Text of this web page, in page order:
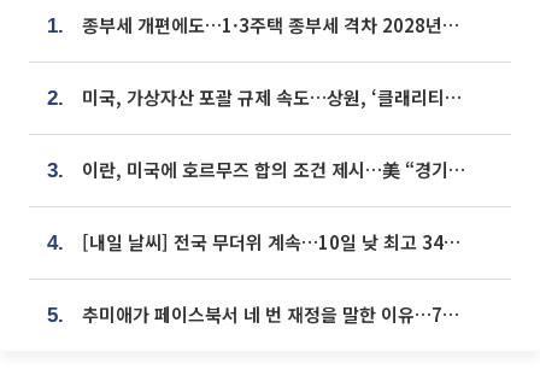
1. 종부세 개편에도…1·3주택 종부세 격차 2028년부터 확대
2. 미국, 가상자산 포괄 규제 속도…상원, ‘클래리티법’ 9월 절차투표 추진
3. 이란, 미국에 호르무즈 합의 조건 제시…美 “경기 아직 안 끝나” [종합]
4. [내일 날씨] 전국 무더위 계속…10일 낮 최고 34도 육박
5. 추미애가 페이스북서 네 번 재정을 말한 이유…7700억 추경 열쇠는 도의회에